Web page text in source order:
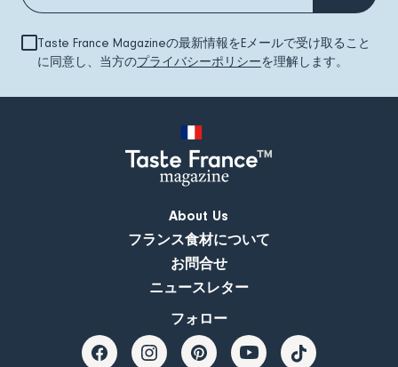
Taste France Magazineの最新情報をEメールで受け取ること
に同意し、当方のプライバシーポリシーを理解します。
About Us
フランス食材について
お問合せ
ニュースレター
フォロー